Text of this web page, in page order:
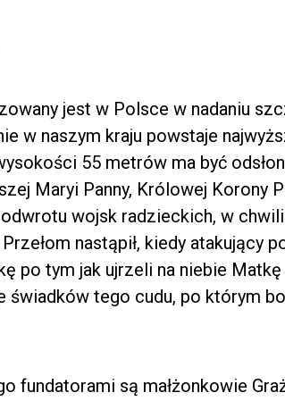
jest w Polsce w nadaniu
w naszym kraju powstaje
55 metrów ma być
Maryi Panny, Królowej Korony
odwrotu wojsk radzieckich, w
nastąpił, kiedy atakujący
po tym jak ujrzeli na niebie
świadków tego cudu, po którym
fundatorami są małżonkowie